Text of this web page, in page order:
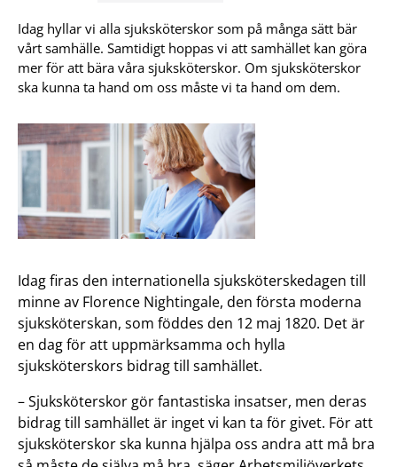
Idag hyllar vi alla sjuksköterskor som på många sätt bär
vårt samhälle. Samtidigt hoppas vi att samhället kan göra
mer för att bära våra sjuksköterskor. Om sjuksköterskor
ska kunna ta hand om oss måste vi ta hand om dem.
Idag firas den internationella sjuksköterskedagen till
minne av Florence Nightingale, den första moderna
sjuksköterskan, som föddes den 12 maj 1820. Det är
en dag för att uppmärksamma och hylla
sjuksköterskors bidrag till samhället.
– Sjuksköterskor gör fantastiska insatser, men deras
bidrag till samhället är inget vi kan ta för givet. För att
sjuksköterskor ska kunna hjälpa oss andra att må bra